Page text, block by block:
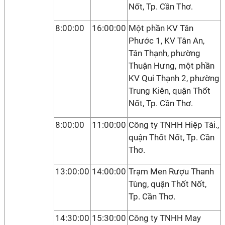
Nốt, Tp. Cần Thơ.
8:00:00 16:00:00 Một phần KV Tân
Phước 1, KV Tân An,
Tân Thạnh, phường
Thuận Hưng, một phần
KV Qui Thạnh 2, phường
Trung Kiên, quận Thốt
Nốt, Tp. Cần Thơ.
8:00:00 11:00:00 Công ty TNHH Hiệp Tài.,
quận Thốt Nốt, Tp. Cần
Thơ.
13:00:00 14:00:00 Trạm Men Rượu Thanh
Tùng, quận Thốt Nốt,
Tp. Cần Thơ.
14:30:00 15:30:00 Công ty TNHH May